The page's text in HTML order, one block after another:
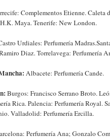
Complementos Etienne. Caleta
Maya. Tenerife: New London.
Urdiales: Perfumería
Diaz. Torrelavega: Perfumería
Albacete: Perfumería Cande.
Burgos: Francisco Serrano Broto.
Rica. Palencia: Perfumería Royal.
Valladolid: Perfumería Ercilla.
Perfumería Ana; Gonzalo